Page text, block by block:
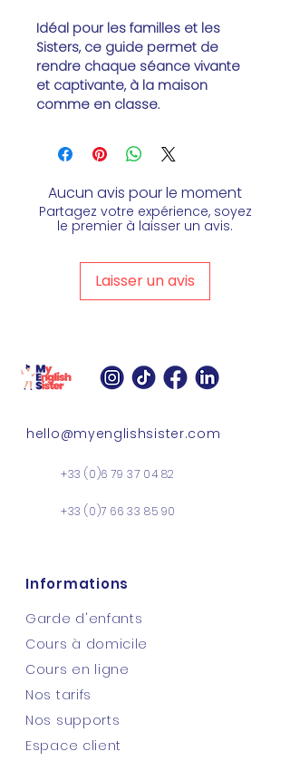
Idéal pour les familles et les
Sisters, ce guide permet de
rendre chaque séance vivante
et captivante, à la maison
comme en classe.
Aucun avis pour le moment
Partagez votre expérience, soyez
le premier à laisser un avis.
Laisser un avis
hello@myenglishsister.com
+33 (0)6 79 37 04 82
+33 (0)7 66 33 85 90
Informations
Garde d'enfants
Cours à domicile
Cours en ligne
Nos tarifs
Nos supports
Espace client